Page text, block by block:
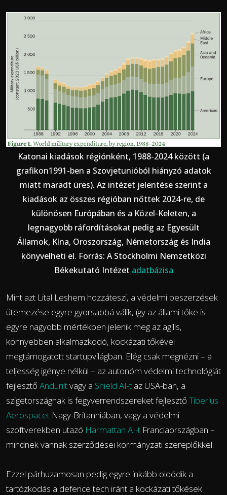
Katonai kiadások régiónként, 1988-2024 között (a
grafikon1991-ben a Szovjetunióból hiányzó adatok
miatt maradt üres). Az intézet jelentése szerint a
kiadások az összes régióban nőttek 2024-re, de
különösen Európában és a Közel-Keleten, a
legnagyobb ráfordításokat pedig az Egyesült
Államok, Kína, Oroszország, Németország és India
könyvelheti el. Forrás: A Stockholmi Nemzetközi
Békekutató Intézet adatbázisa
Mint azt Lital Leshem hozzáteszi, a védelmi beszerzések
ütemezése egyre gyorsabbá válik, így az állami tőke is
egyre nagyobb mértékben jelenik meg az agilis,
könnyebben alkalmazkodó, kockázati tőkével
megtámogatott startupvilágban. Elég csak megnézni – a
teljesség igénye nélkül – az autonóm védelmi technológiát
fejlesztő Anduriltvagy a Shield AI-t az USA-ban, a
szigetországnak is fegyverrendszereket fejlesztő Tiberius
Aerospacet Nagy-Britanniában, vagy a védelmi
szoftverekben utazó Harmattan AI-t Franciaországban –
mindnek vannak szerződései kormányzati szereplőkkel.
Ezzel párhuzamosan pedig egyre inkább oldódik a
tartózkodás a defence tech iránt a kockázati tőkések